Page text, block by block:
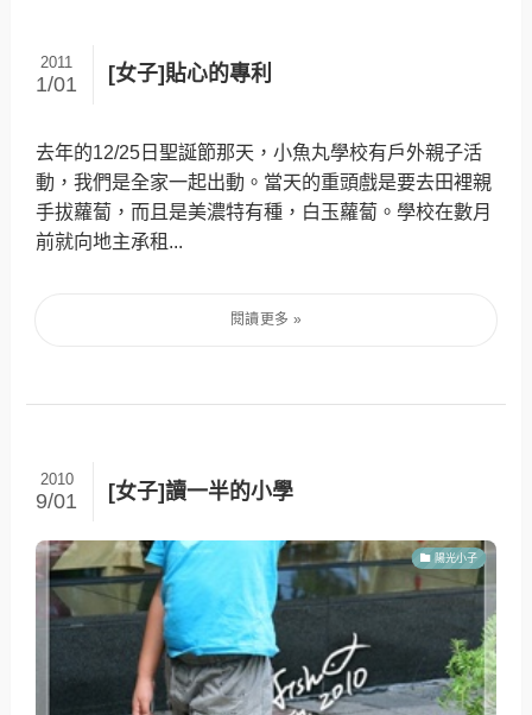
[女子]貼心的專利
2011
1/01
去年的12/25日聖誕節那天，小魚丸學校有戶外親子活
動，我們是全家一起出動。當天的重頭戲是要去田裡親
手拔蘿蔔，而且是美濃特有種，白玉蘿蔔。學校在數月
前就向地主承租...
[女子]讀一半的小學
2010
9/01
陽光小子